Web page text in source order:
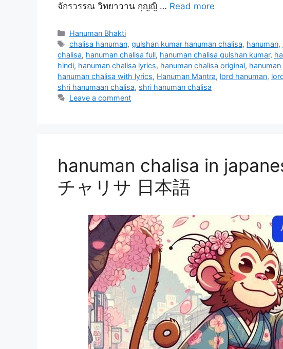
จักรวรรณ วิทยาวาน กุญญิ … Read more
Categories
Hanuman Bhakti
Tags
chalisa hanuman,gulshan kumar hanuman chalisa, hanuman,
chalisa, hanuman chalisa full, hanuman chalisa gulshan kumar,
hindi, hanuman chalisa lyrics, hanuman chalisa original,
hanuman chalisa with lyrics, Hanuman Mantra, lord hanuman,
shri hanumaan chalisa, shri hanuman chalisa
Leave a comment
hanuman chalisa in
チャリサ 日本語